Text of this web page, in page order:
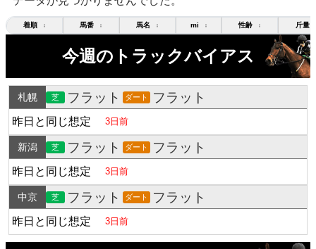
着順 ↕ 馬番 ↕ 馬名 ↕ mi ↕ 性齢 ↕ 斤量
今週のトラックバイアス
札幌 芝 フラット ダート フラット
昨日と同じ想定 3日前
新潟 芝 フラット ダート フラット
昨日と同じ想定 3日前
中京 芝 フラット ダート フラット
昨日と同じ想定 3日前